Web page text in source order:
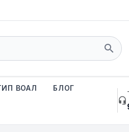
search
ВОАЛ БЛОГ
headset_mic